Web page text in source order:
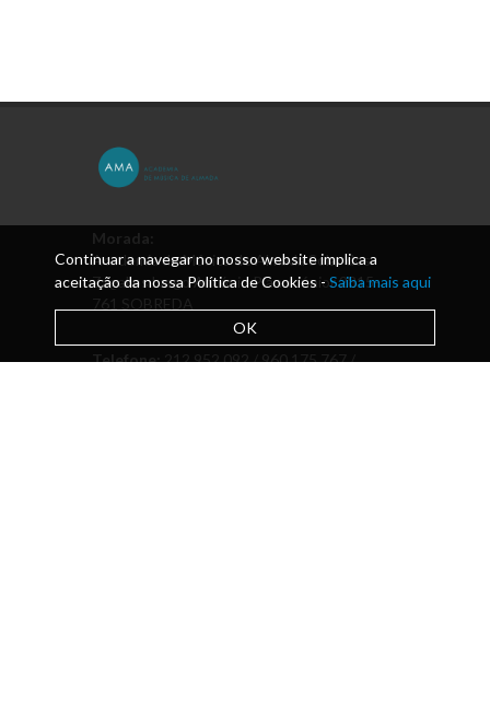
Morada:
Academia de Música de Almada Solar dos
Zagallos Largo António Piano Júnior 2815-
761 SOBREDA
Telefone:212 952 092 / 960 175 767 /
Continuar a navegar no nosso website implica a
aceitação da nossa Política de Cookies - Saiba mais aqui
OK